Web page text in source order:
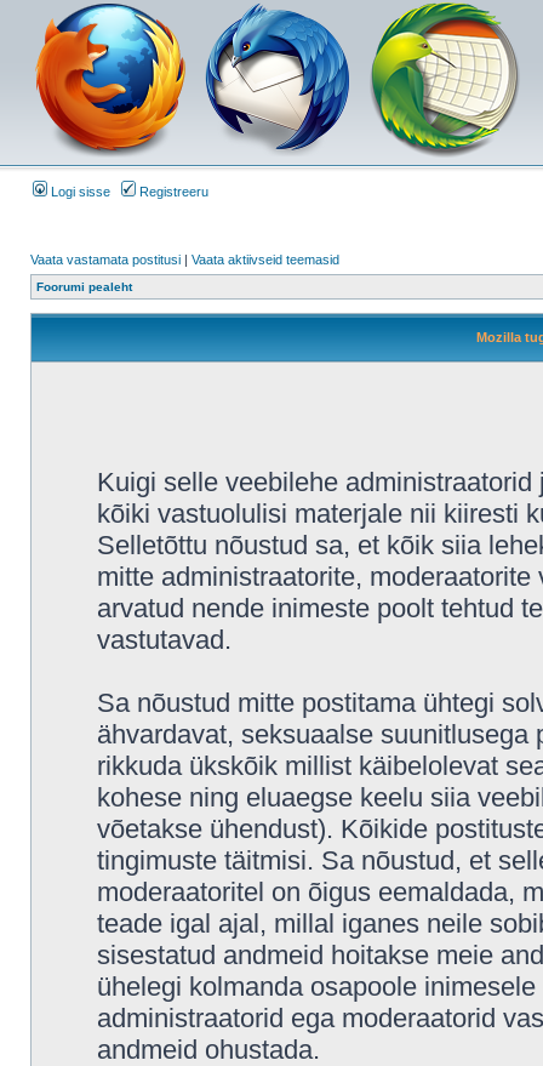
Logi sisse Registreeru
Vaata vastamata postitusi | Vaata aktiivseid teemasid
Foorumi pealeht
Mozilla
Kuigi selle veebilehe
kõiki vastuolulisi materjale nii kiiresti
Selletõttu nõustud sa, et kõik siia
mitte administraatorite,
arvatud nende inimeste poolt tehtud
vastutavad.
Sa nõustud mitte postitama ühtegi
ähvardavat, seksuaalse
rikkuda ükskõik millist käibelolevat
kohese ning eluaegse keelu siia
võetakse ühendust). Kõikide
tingimuste täitmisi. Sa nõustud, et
moderaatoritel on õigus eemaldada,
teade igal ajal, millal iganes neile
sisestatud andmeid hoitakse meie
ühelegi kolmanda osapoole
administraatorid ega moderaatorid
andmeid ohustada.